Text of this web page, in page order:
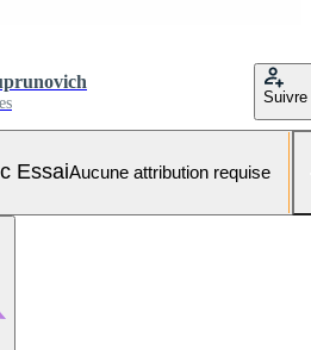
Suivre
EssaiAucune attribution requise